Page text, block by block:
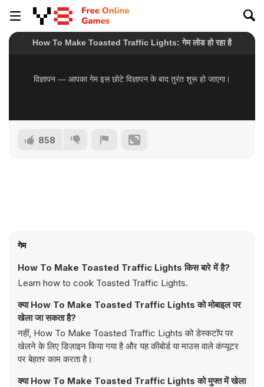
858
गेम
How To Make Toasted Traffic Lights किस बारे में है?
Learn how to cook Toasted Traffic Lights.
क्या How To Make Toasted Traffic Lights को मोबाइल पर
खेला जा सकता है?
नहीं, How To Make Toasted Traffic Lights को डेस्कटॉप पर
खेलने के लिए डिज़ाइन किया गया है और यह कीबोर्ड या माउस वाले कंप्यूटर
पर बेहतर काम करता है।
क्या How To Make Toasted Traffic Lights को मुफ्त में खेला